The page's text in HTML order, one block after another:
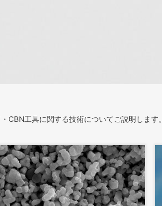
CBN工具に関する技術についてご説明します。